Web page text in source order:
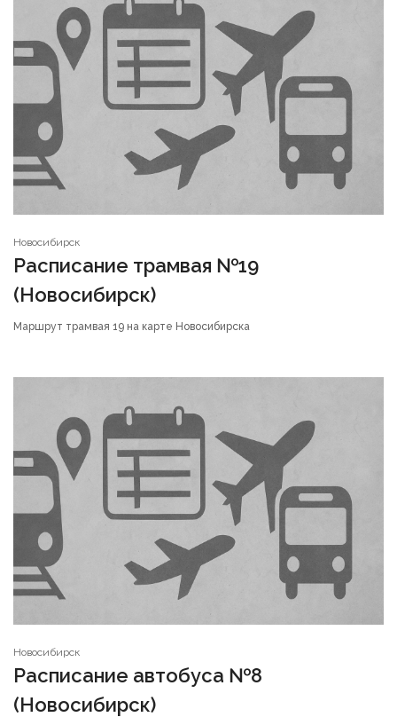
Новосибирск
Расписание трамвая №19
(Новосибирск)
Маршрут трамвая 19 на карте Новосибирска
Новосибирск
Расписание автобуса №8
(Новосибирск)